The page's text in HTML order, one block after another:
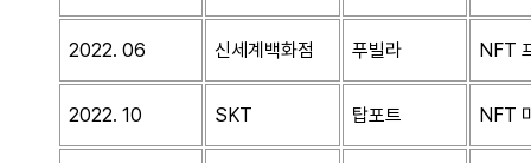
2022. 06 신세계백화점 푸빌라 NFT
2022. 10 SKT 탑포트 NFT